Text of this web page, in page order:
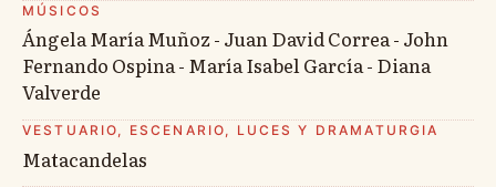
MÚSICOS
Ángela María Muñoz - Juan David Correa - John
Fernando Ospina - María Isabel García - Diana
Valverde
VESTUARIO, ESCENARIO, LUCES Y DRAMATURGIA
Matacandelas